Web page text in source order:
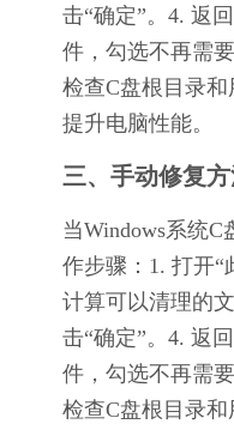
击“确定”。4. 返
件，勾选不再需
检查C盘根目录
提升电脑性能。
三、手动修复方
当Windows系统
作步骤：1. 打开“
计算可以清理的
击“确定”。4. 返
件，勾选不再需
检查C盘根目录